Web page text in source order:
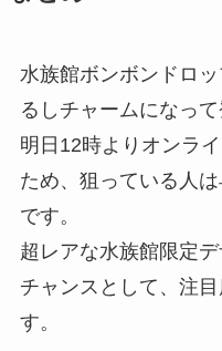
水族館ボンボンドロ
るしチャームになって
明日12時よりオンラ
ため、狙っている人
です。
超レアな水族館限定
チャンスとして、注
す。